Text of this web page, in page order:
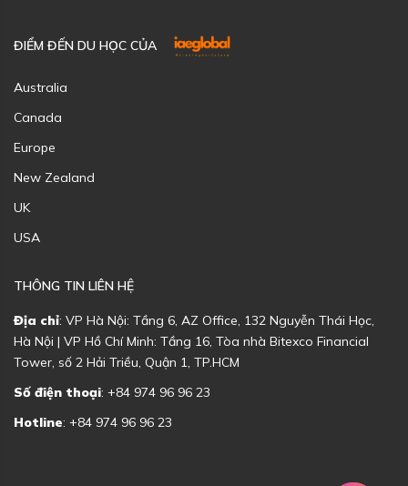
ĐIỂM ĐẾN DU HỌC CỦA
Australia
Canada
Europe
New Zealand
UK
USA
THÔNG TIN LIÊN HỆ
Địa chỉ: VP Hà Nội: Tầng 6, AZ Office, 132 Nguyễn Thái Học,
Hà Nội | VP Hồ Chí Minh: Tầng 16, Tòa nhà Bitexco Financial
Tower, số 2 Hải Triều, Quận 1, TP.HCM
Số điện thoại: +84 974 96 96 23
Hotline: +84 974 96 96 23